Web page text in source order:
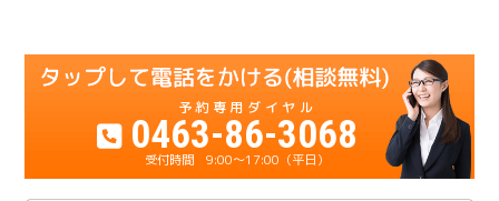
0463-86-3068
9:00～17:00（平日）